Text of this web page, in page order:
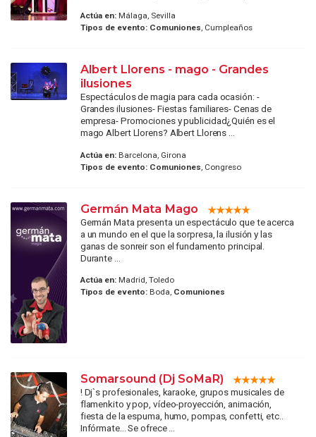
Actúa en:Málaga, Sevilla
Tipos de evento: Comuniones, Cumpleaños
Albert Llorens - mago - Grandes
ilusiones
Espectáculos de magia para cada ocasión: -
Grandes ilusiones- Fiestas familiares- Cenas de
empresa- Promociones y publicidad¿Quién es el
mago Albert Llorens? Albert Llorens ...
Actúa en:Barcelona, Girona
Tipos de evento: Comuniones , Congreso
Germán Mata Mago
Germán Mata presenta un espectáculo que te acerca
a un mundo en el que la sorpresa, la ilusión y las
ganas de sonreir son el fundamento principal.
Durante ...
Actúa en:Madrid, Toledo
Tipos de evento:Boda, Comuniones
Somarsound (Dj SoMaR)
! Dj`s profesionales, karaoke, grupos musicales de
flamenkito y pop, vídeo-proyección, animación,
fiesta de la espuma, humo, pompas, confetti, etc..
Infórmate... Se ofrece ...